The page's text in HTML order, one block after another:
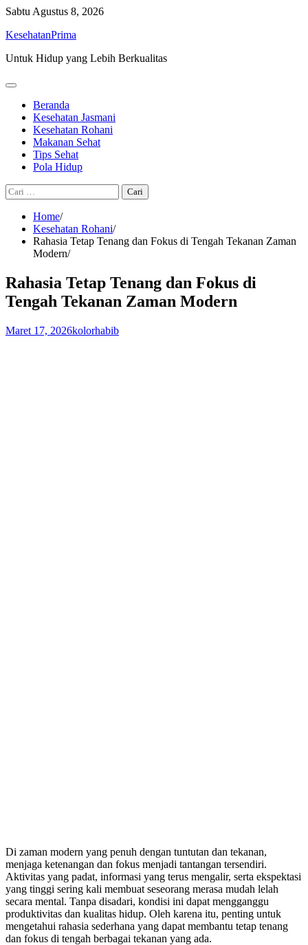
Skip
content
Sabtu Agustus 8, 2026
KesehatanPrima
Untuk Hidup yang Lebih Berkualitas
Beranda
Kesehatan Jasmani
Kesehatan Rohani
Makanan Sehat
Tips Sehat
Pola Hidup
Cari
untuk:
Home
Kesehatan Rohani
Rahasia Tetap Tenang dan Fokus di Tengah Tekanan Zaman
Modern
Rahasia Tetap Tenang dan Fokus di
Tengah Tekanan Zaman Modern
Maret 17, 2026kolorhabib
Di zaman modern yang penuh dengan tuntutan dan tekanan,
menjaga ketenangan dan fokus menjadi tantangan tersendiri.
Aktivitas yang padat, informasi yang terus mengalir, serta ekspektasi
yang tinggi sering kali membuat seseorang merasa mudah lelah
secara mental. Tanpa disadari, kondisi ini dapat mengganggu
produktivitas dan kualitas hidup. Oleh karena itu, penting untuk
mengetahui rahasia sederhana yang dapat membantu tetap tenang
dan fokus di tengah berbagai tekanan yang ada.